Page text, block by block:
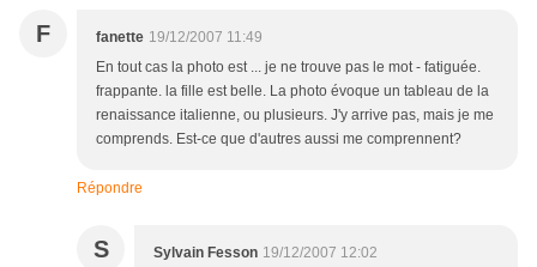
F fanette 19/12/2007 11:49
En tout cas la photo est ... je ne trouve pas le mot - fatiguée.
frappante. la fille est belle. La photo évoque un tableau de la
renaissance italienne, ou plusieurs. J'y arrive pas, mais je me
comprends. Est-ce que d'autres aussi me comprennent?
Répondre
S Sylvain Fesson 19/12/2007 12:02